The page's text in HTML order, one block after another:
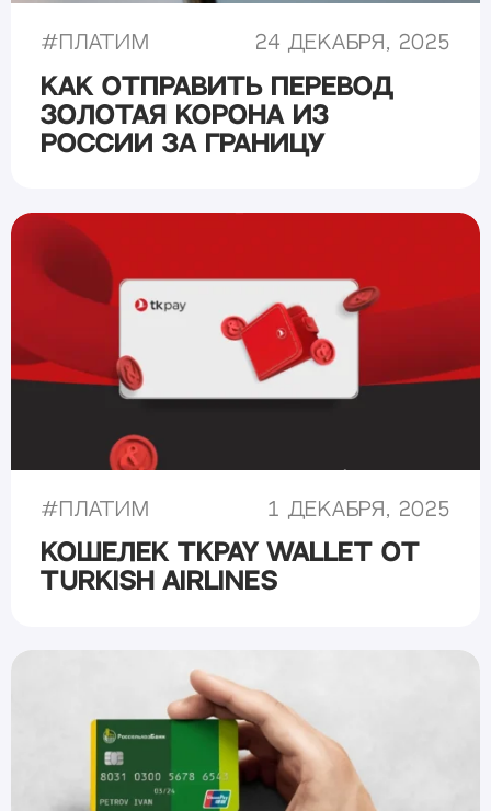
# Платим 24 декабря, 2025
Как отправить перевод
Золотая Корона из
России за границу
# Платим 1 декабря, 2025
Кошелек TKPAY Wallet от
Turkish Airlines